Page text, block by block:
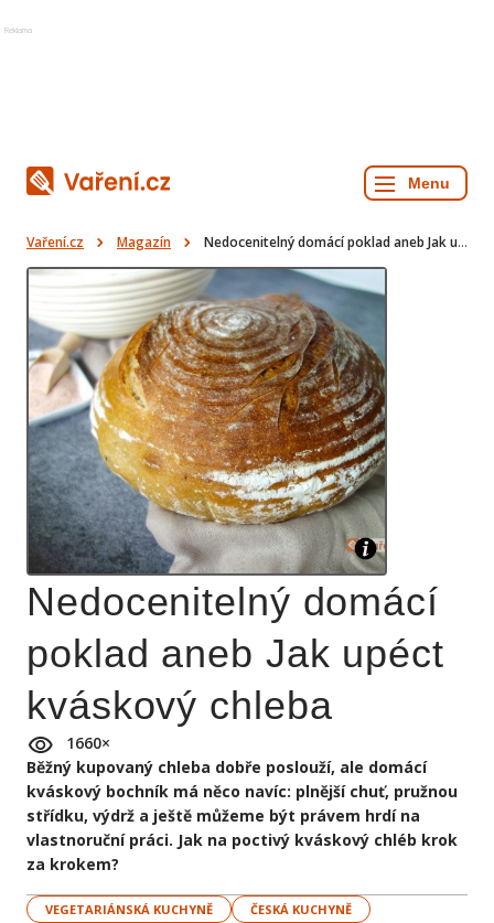
Reklama
Vaření.cz Magazín Nedocenitelný domácí poklad aneb Jak upéct kváskový chleba
Nedocenitelný domácí
poklad aneb Jak upéct
kváskový chleba
1660×
Běžný kupovaný chleba dobře poslouží, ale domácí
kváskový bochník má něco navíc: plnější chuť, pružnou
střídku, výdrž a ještě můžeme být právem hrdí na
vlastnoruční práci. Jak na poctivý kváskový chléb krok
za krokem?
VEGETARIÁNSKÁ KUCHYNĚ
ČESKÁ KUCHYNĚ